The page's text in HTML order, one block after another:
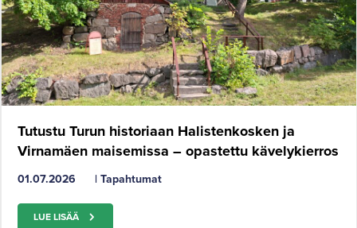
Tutustu Turun historiaan Halistenkosken ja
Virnamäen maisemissa – opastettu kävelykierros
01.07.2026 | Tapahtumat
LUE LISÄÄ